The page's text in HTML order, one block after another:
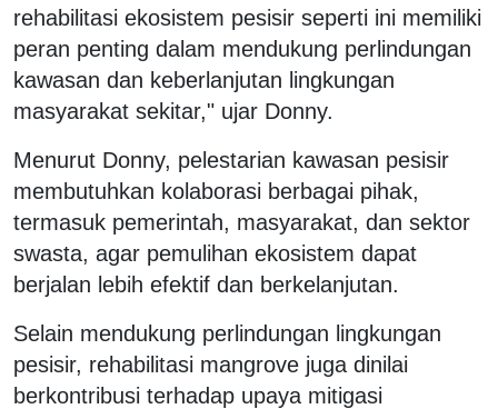
rehabilitasi ekosistem pesisir seperti ini memiliki
peran penting dalam mendukung perlindungan
kawasan dan keberlanjutan lingkungan
masyarakat sekitar," ujar Donny.
Menurut Donny, pelestarian kawasan pesisir
membutuhkan kolaborasi berbagai pihak,
termasuk pemerintah, masyarakat, dan sektor
swasta, agar pemulihan ekosistem dapat
berjalan lebih efektif dan berkelanjutan.
Selain mendukung perlindungan lingkungan
pesisir, rehabilitasi mangrove juga dinilai
berkontribusi terhadap upaya mitigasi